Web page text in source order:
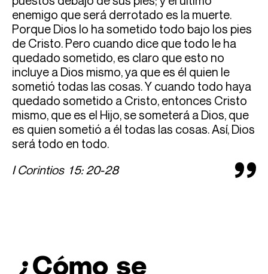
enemigo que será derrotado es la muerte.
Porque Dios lo ha sometido todo bajo los pies
de Cristo. Pero cuando dice que todo le ha
quedado sometido, es claro que esto no
incluye a Dios mismo, ya que es él quien le
sometió todas las cosas. Y cuando todo haya
quedado sometido a Cristo, entonces Cristo
mismo, que es el Hijo, se someterá a Dios, que
es quien sometió a él todas las cosas. Así, Dios
será todo en todo.
I Corintios 15: 20-28
¿Cómo se